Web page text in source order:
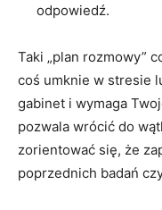
odpowiedź.
Taki „plan rozmowy”
coś umknie w stresie
gabinet i wymaga
pozwala wrócić do
zorientować się, że
poprzednich badań